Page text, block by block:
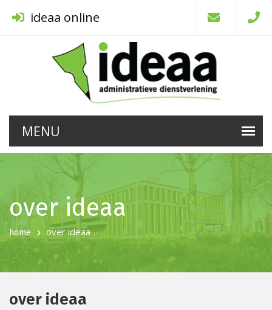
ideaa online
over ideaa
home over ideaa
over ideaa